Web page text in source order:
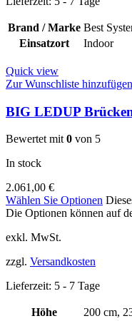
Brand / Marke Best
Einsatzort
Indoor
Quick view
Zur Wunschliste hinzufügen
BIG LEDUP
Bewertet mit 0 von 5
In stock
2.061,00 €
Wählen Sie Optionen
Die Optionen können auf
exkl. MwSt.
zzgl. Versandkosten
Lieferzeit: 5 - 7 Tage
Höhe 200 cm,